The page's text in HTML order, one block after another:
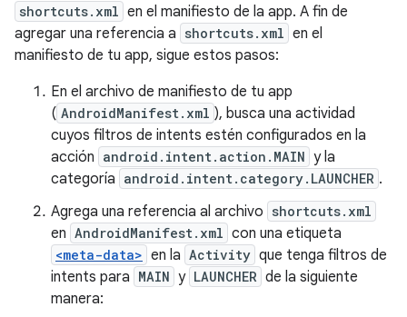
shortcuts.xml en el manifiesto de la app. A fin de
agregar una referencia a shortcuts.xml en el
manifiesto de tu app, sigue estos pasos:
En el archivo de manifiesto de tu app
( AndroidManifest.xml ), busca una actividad
cuyos filtros de intents estén configurados en la
acción android.intent.action.MAIN y la
categoría android.intent.category.LAUNCHER .
Agrega una referencia al archivo shortcuts.xml
en AndroidManifest.xml con una etiqueta
<meta-data> en la Activity que tenga filtros de
intents para MAIN y LAUNCHER de la siguiente
manera: